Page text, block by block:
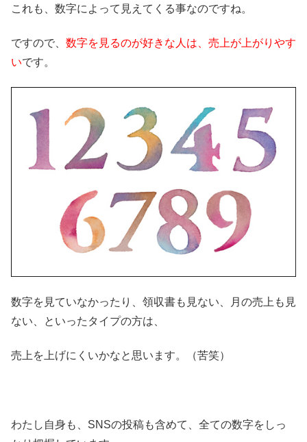
これも、数字によって見えてくる事なのですね。
ですので、 数字を見るのが好きな人は、売上が上がりやす
いです。
数字を見ていなかったり、領収書も見ない、月の売上も見
ない、といったタイプの方は、
売上を上げにくいかなと思います。（苦笑）
わたし自身も、SNSの投稿も含めて、全ての数字をしっ